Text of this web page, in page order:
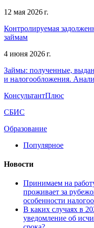
12 мая 2026 г.
Контролируемая
займам
4 июня 2026 г.
Займы: полученные,
и налогообложения.
КонсультантПлюс
СБИС
Образование
Популярное
Новости
Принимаем на
проживает за
особенности
В каких случаях в
уведомление об